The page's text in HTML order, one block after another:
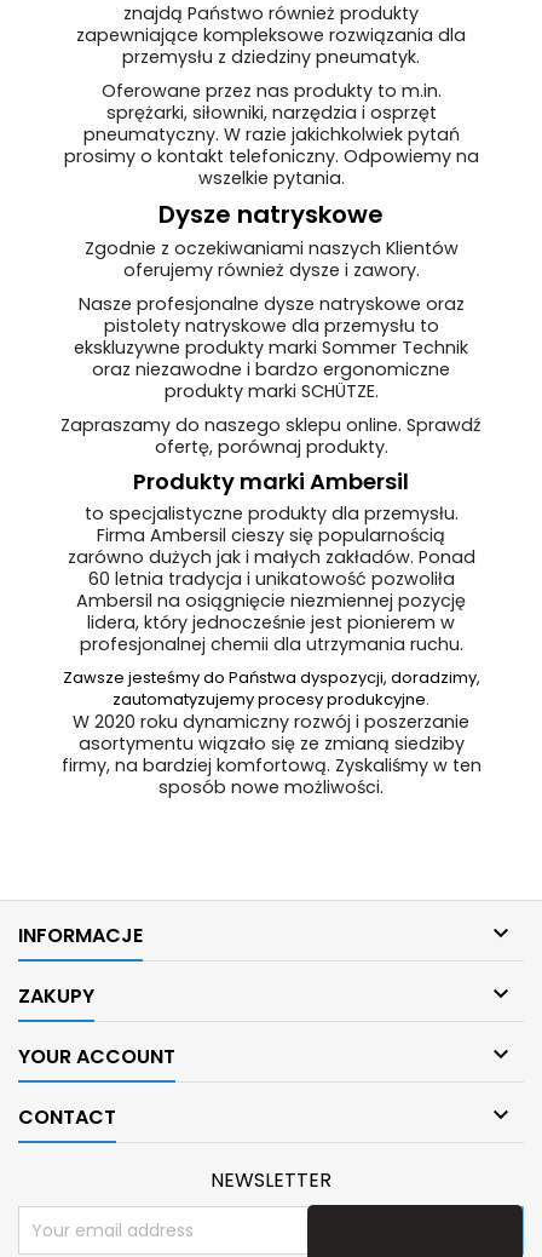
znajdą Państwo również produkty
zapewniające kompleksowe rozwiązania dla
przemysłu z dziedziny pneumatyk.
Oferowane przez nas produkty to m.in.
sprężarki, siłowniki, narzędzia i osprzęt
pneumatyczny. W razie jakichkolwiek pytań
prosimy o kontakt telefoniczny. Odpowiemy na
wszelkie pytania.
Dysze natryskowe
Zgodnie z oczekiwaniami naszych Klientów
oferujemy również dysze i zawory.
Nasze profesjonalne dysze natryskowe oraz
pistolety natryskowe dla przemysłu to
ekskluzywne produkty marki Sommer Technik
oraz niezawodne i bardzo ergonomiczne
produkty marki SCHÜTZE.
Zapraszamy do naszego sklepu online. Sprawdź
ofertę, porównaj produkty.
Produkty marki Ambersil
to specjalistyczne produkty dla przemysłu.
Firma Ambersil cieszy się popularnością
zarówno dużych jak i małych zakładów. Ponad
60 letnia tradycja i unikatowość pozwoliła
Ambersil na osiągnięcie niezmiennej pozycję
lidera, który jednocześnie jest pionierem w
profesjonalnej chemii dla utrzymania ruchu.
Zawsze jesteśmy do Państwa dyspozycji, doradzimy,
zautomatyzujemy procesy produkcyjne.
W 2020 roku dynamiczny rozwój i poszerzanie
asortymentu wiązało się ze zmianą siedziby
firmy, na bardziej komfortową. Zyskaliśmy w ten
sposób nowe możliwości.
INFORMACJE 
ZAKUPY 
YOUR ACCOUNT 
CONTACT 
NEWSLETTER